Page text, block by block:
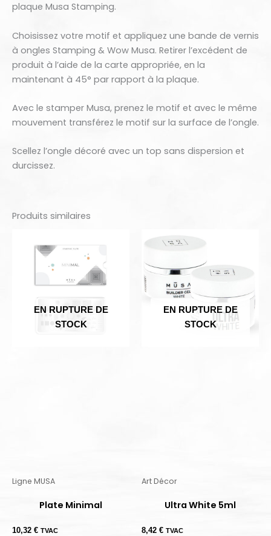
plaque Musa️ Stamping.
Choisissez votre motif et appliquez une bande de vernis
à ongles Stamping & Wow Musa. Retirer l’excédent de
produit à l’aide de la carte appropriée, en la
maintenant à 45° par rapport à la plaque.
Avec le stamper Musa️, prenez le motif et avec le même
mouvement transférez le motif sur la surface de l’ongle.
Scellez l’ongle décoré avec un top sans dispersion et
durcissez.
Produits similaires
EN RUPTURE DE
STOCK
Ligne MUSA
Plate Minimal
10,32 € TVAC
EN RUPTURE DE
STOCK
Art Décor
Ultra White 5ml
8,42 € TVAC